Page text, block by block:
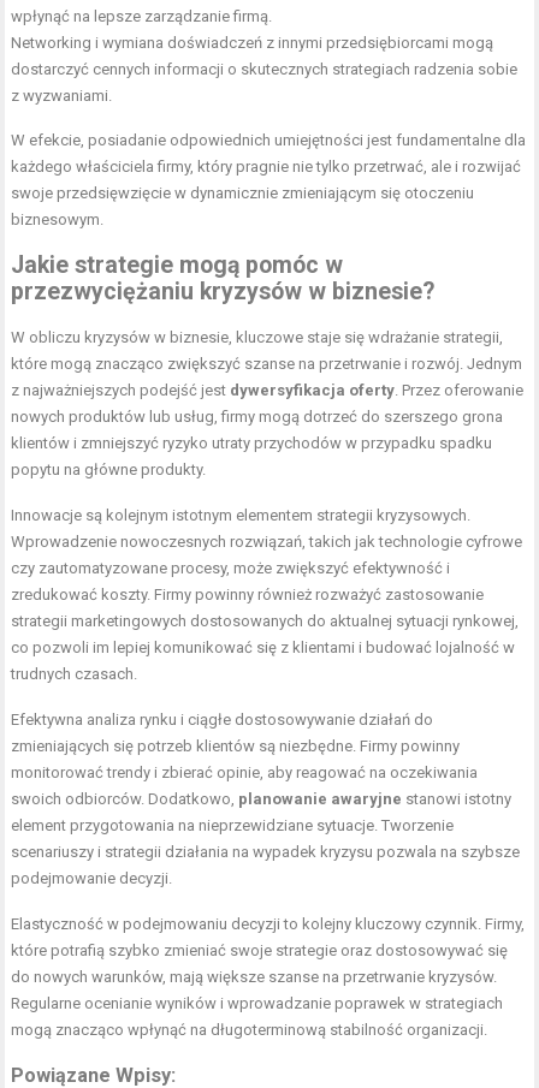
wpłynąć na lepsze zarządzanie firmą.
Networking i wymiana doświadczeń z innymi przedsiębiorcami mogą
dostarczyć cennych informacji o skutecznych strategiach radzenia sobie
z wyzwaniami.
W efekcie, posiadanie odpowiednich umiejętności jest fundamentalne dla
każdego właściciela firmy, który pragnie nie tylko przetrwać, ale i rozwijać
swoje przedsięwzięcie w dynamicznie zmieniającym się otoczeniu
biznesowym.
Jakie strategie mogą pomóc w
przezwyciężaniu kryzysów w biznesie?
W obliczu kryzysów w biznesie, kluczowe staje się wdrażanie strategii,
które mogą znacząco zwiększyć szanse na przetrwanie i rozwój. Jednym
z najważniejszych podejść jest dywersyfikacja oferty . Przez oferowanie
nowych produktów lub usług, firmy mogą dotrzeć do szerszego grona
klientów i zmniejszyć ryzyko utraty przychodów w przypadku spadku
popytu na główne produkty.
Innowacje są kolejnym istotnym elementem strategii kryzysowych.
Wprowadzenie nowoczesnych rozwiązań, takich jak technologie cyfrowe
czy zautomatyzowane procesy, może zwiększyć efektywność i
zredukować koszty. Firmy powinny również rozważyć zastosowanie
strategii marketingowych dostosowanych do aktualnej sytuacji rynkowej,
co pozwoli im lepiej komunikować się z klientami i budować lojalność w
trudnych czasach.
Efektywna analiza rynku i ciągłe dostosowywanie działań do
zmieniających się potrzeb klientów są niezbędne. Firmy powinny
monitorować trendy i zbierać opinie, aby reagować na oczekiwania
swoich odbiorców. Dodatkowo, planowanie awaryjne stanowi istotny
element przygotowania na nieprzewidziane sytuacje. Tworzenie
scenariuszy i strategii działania na wypadek kryzysu pozwala na szybsze
podejmowanie decyzji.
Elastyczność w podejmowaniu decyzji to kolejny kluczowy czynnik. Firmy,
które potrafią szybko zmieniać swoje strategie oraz dostosowywać się
do nowych warunków, mają większe szanse na przetrwanie kryzysów.
Regularne ocenianie wyników i wprowadzanie poprawek w strategiach
mogą znacząco wpłynąć na długoterminową stabilność organizacji.
Powiązane Wpisy: